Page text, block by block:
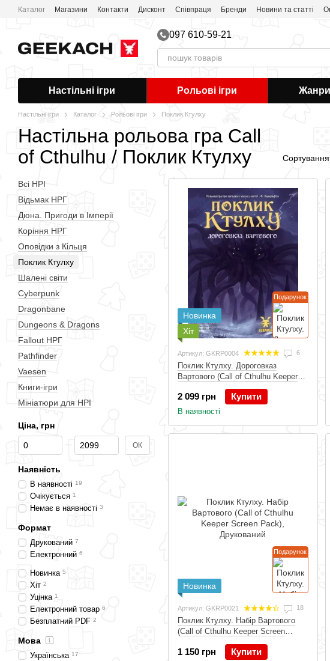
Перейти до основного контенту
Каталог Магазини Контакти Дисконт Співпраця Бренди Новини та статті
097 610-59-21
Настільні ігри Рольові ігри Жанри
Настільні ігри Каталог Рольові ігри Поклик Ктулху
Настільна рольова гра Call
of Cthulhu / Поклик Ктулху
Подарунок
Новинка
Хіт
Артикул: GKRP0004 6
Поклик Ктулху. Дороговказ
Вартового (Call of Cthulhu Keeper
Rulebook), Друкований
2 099 грн Купити
В наявності
Подарунок
Новинка
Артикул: GKRP0021 18
Поклик Ктулху. Набір Вартового
(Call of Cthulhu Keeper Screen
Pack), Друкований
1 150 грн Купити
Всі НРІ
Відьмак НРГ
Дюна. Пригоди в Імперії
Коріння НРГ
Оповідки з Кільця
Поклик Ктулху
Шалені світи
Cyberpunk
Dragonbane
Dungeons & Dragons
Fallout НРГ
Pathfinder
Vaesen
Книги-ігри
Мініатюри для НРІ
Ціна, грн
Від Ціна, грн
До Ціна, грн ОК
Наявність
В наявності 19
Очікується 1
Немає в наявності 3
Формат
Друкований 7
Електронний 6
Новинка 5
Хіт 2
Уцінка 1
Електронний товар 6
Безплатний PDF 2
Мова
Українська 17